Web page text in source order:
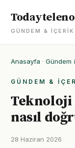
GÜNDEM & İÇERIK
Anasayfa · Gündem
GÜNDEM &
Teknoloji
nasıl
28 Haziran 2026